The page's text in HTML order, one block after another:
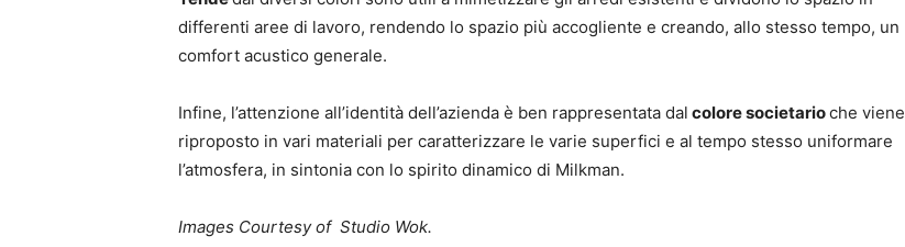
differenti aree di lavoro, rendendo lo spazio più accogliente e creando, allo stesso tempo, un
comfort acustico generale.
Infine, l’attenzione all’identità dell’azienda è ben rappresentata dal colore societarioche viene
riproposto in vari materiali per caratterizzare le varie superfici e al tempo stesso uniformare
l’atmosfera, in sintonia con lo spirito dinamico di Milkman.
Images Courtesy of Studio Wok.